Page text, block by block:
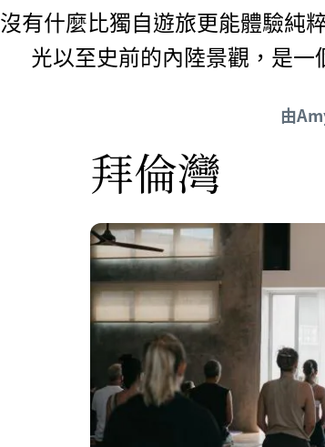
沒有什麼比獨自遊旅更能體驗純
光以至史前的內陸景觀，是一
由
拜倫灣